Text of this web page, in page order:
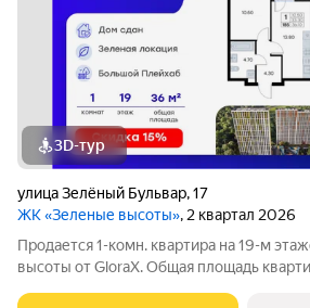
3D-тур
улица Зелёный Бульвар,17
ЖК «Зеленые высоты», 2 квартал 2026
Продается 1-комн. квартира на 19-м
высоты от GloraX. Общая площадь